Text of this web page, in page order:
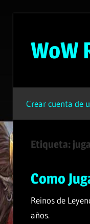
contenido
WoW
Privado
de
WoW
–
Crear cuenta de
Etiqueta:
Como
Reinos de
años.